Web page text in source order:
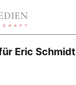
Eric Schmidt